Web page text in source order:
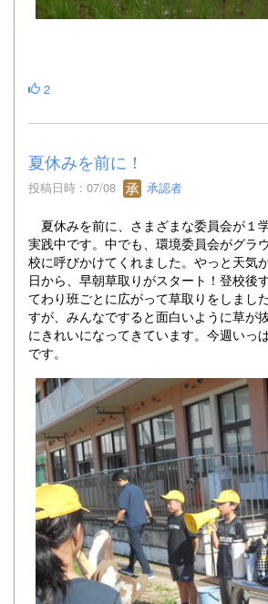
2
夏休みを前に！
投稿日時 : 07/08 承認者
夏休みを前に、さまざまな委員会が１
実践中です。中でも、環境委員会がグラ
校に呼びかけてくれました。やっと天気
日から、早朝草取りがスタート！登校後
てわり班ごとに広がって草取りをしまし
すが、みんなですると面白いように草が
にきれいになってきています。今週いっ
です。